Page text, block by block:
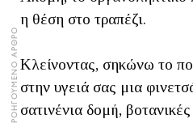
ΠΡΟΗΓΟΥΜΕΝΟ ΑΡΘΡΟ
η θέση στο τραπέζι.
Κλείνοντας, σηκώνω το
στην υγειά σας μια
σατινένια δομή,